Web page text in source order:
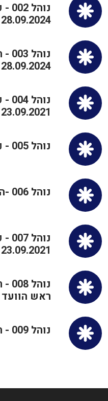
28.09.2024
28.09.2024
23.09.2021
נוהל 005 - נוכחות עובדים 1.10.21
נוהל 006 -הדרכה- 23.09.2021
23.09.2021
ראש הוועד
נוהל 009 - הקרן לסיוע הדדי 26.1.25